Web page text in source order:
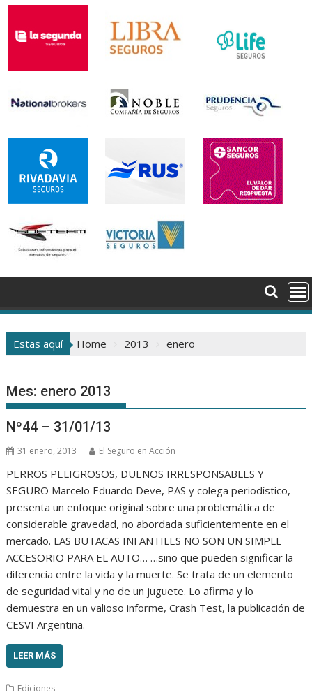
Estas aquí Home 2013 enero
Mes: enero 2013
Nº44 – 31/01/13
31 enero, 2013 El Seguro en Acción
PERROS PELIGROSOS, DUEÑOS IRRESPONSABLES Y
SEGURO Marcelo Eduardo Deve, PAS y colega periodístico,
presenta un enfoque original sobre una problemática de
considerable gravedad, no abordada suficientemente en el
mercado. LAS BUTACAS INFANTILES NO SON UN SIMPLE
ACCESORIO PARA EL AUTO… …sino que pueden significar la
diferencia entre la vida y la muerte. Se trata de un elemento
de seguridad vital y no de un juguete. Lo afirma y lo
demuestra en un valioso informe, Crash Test, la publicación de
CESVI Argentina.
LEER MÁS
Ediciones